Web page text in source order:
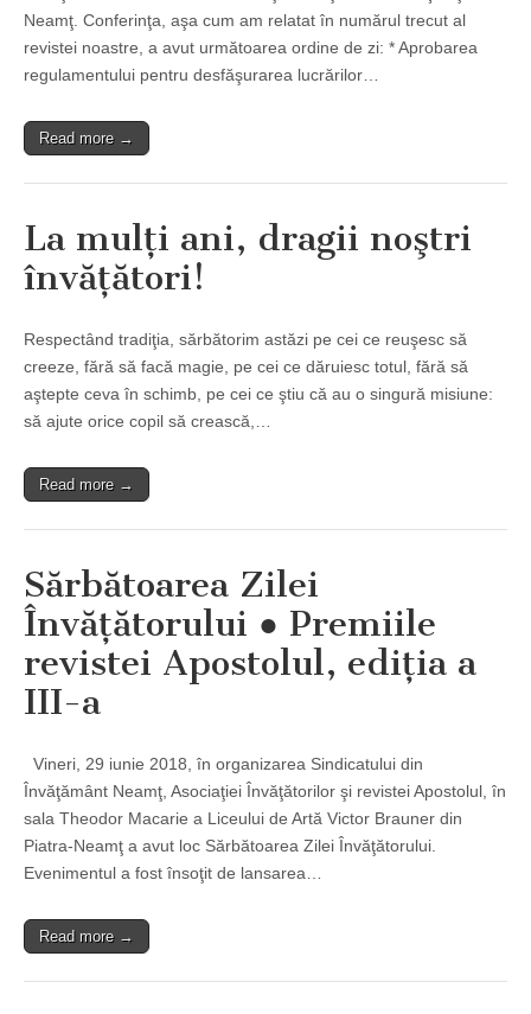
Neamţ. Conferinţa, aşa cum am relatat în numărul trecut al
revistei noastre, a avut următoarea ordine de zi: * Aprobarea
regulamentului pentru desfăşurarea lucrărilor…
Read more →
La mulţi ani, dragii noştri
învăţători!
Respectând tradiţia, sărbătorim astăzi pe cei ce reuşesc să
creeze, fără să facă magie, pe cei ce dăruiesc totul, fără să
aştepte ceva în schimb, pe cei ce ştiu că au o singură misiune:
să ajute orice copil să crească,…
Read more →
Sărbătoarea Zilei
Învăţătorului ● Premiile
revistei Apostolul, ediţia a
III-a
Vineri, 29 iunie 2018, în organizarea Sindicatului din
Învăţământ Neamţ, Asociaţiei Învăţătorilor şi revistei Apostolul, în
sala Theodor Macarie a Liceului de Artă Victor Brauner din
Piatra-Neamţ a avut loc Sărbătoarea Zilei Învăţătorului.
Evenimentul a fost însoţit de lansarea…
Read more →